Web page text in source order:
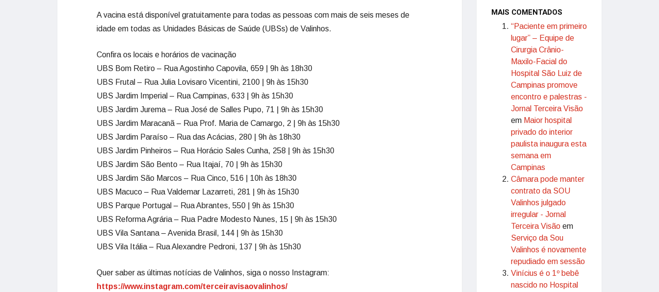
A vacina está disponível gratuitamente para todas as pessoas com mais de seis meses de
idade em todas as Unidades Básicas de Saúde (UBSs) de Valinhos.
Confira os locais e horários de vacinação
UBS Bom Retiro – Rua Agostinho Capovila, 659 | 9h às 18h30
UBS Frutal – Rua Julia Lovisaro Vicentini, 2100 | 9h às 15h30
UBS Jardim Imperial – Rua Campinas, 633 | 9h às 15h30
UBS Jardim Jurema – Rua José de Salles Pupo, 71 | 9h às 15h30
UBS Jardim Maracanã – Rua Prof. Maria de Camargo, 2 | 9h às 15h30
UBS Jardim Paraíso – Rua das Acácias, 280 | 9h às 18h30
UBS Jardim Pinheiros – Rua Horácio Sales Cunha, 258 | 9h às 15h30
UBS Jardim São Bento – Rua Itajaí, 70 | 9h às 15h30
UBS Jardim São Marcos – Rua Cinco, 516 | 10h às 18h30
UBS Macuco – Rua Valdemar Lazarreti, 281 | 9h às 15h30
UBS Parque Portugal – Rua Abrantes, 550 | 9h às 15h30
UBS Reforma Agrária – Rua Padre Modesto Nunes, 15 | 9h às 15h30
UBS Vila Santana – Avenida Brasil, 144 | 9h às 15h30
UBS Vila Itália – Rua Alexandre Pedroni, 137 | 9h às 15h30
Quer saber as últimas notícias de Valinhos, siga o nosso Instagram:
https://www.instagram.com/terceiravisaovalinhos/
MAIS COMENTADOS
“Paciente em primeiro
lugar” – Equipe de
Cirurgia Crânio-
Maxilo-Facial do
Hospital São Luiz de
Campinas promove
encontro e palestras -
Jornal Terceira Visão
em Maior hospital
privado do interior
paulista inaugura esta
semana em
Campinas
Câmara pode manter
contrato da SOU
Valinhos julgado
irregular - Jornal
Terceira Visão em
Serviço da Sou
Valinhos é novamente
repudiado em sessão
Vinícius é o 1º bebê
nascido no Hospital